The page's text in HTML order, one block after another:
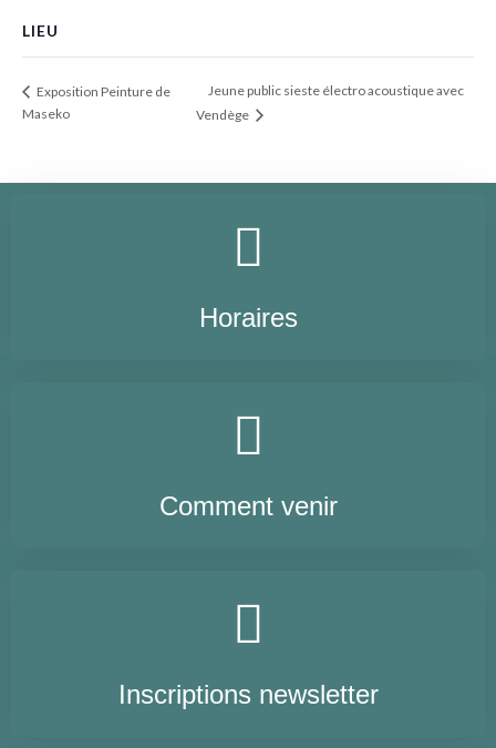
LIEU
Exposition Peinture de
Maseko
Jeune public sieste électro acoustique avec
Vendège
Horaires
Comment venir
Inscriptions newsletter